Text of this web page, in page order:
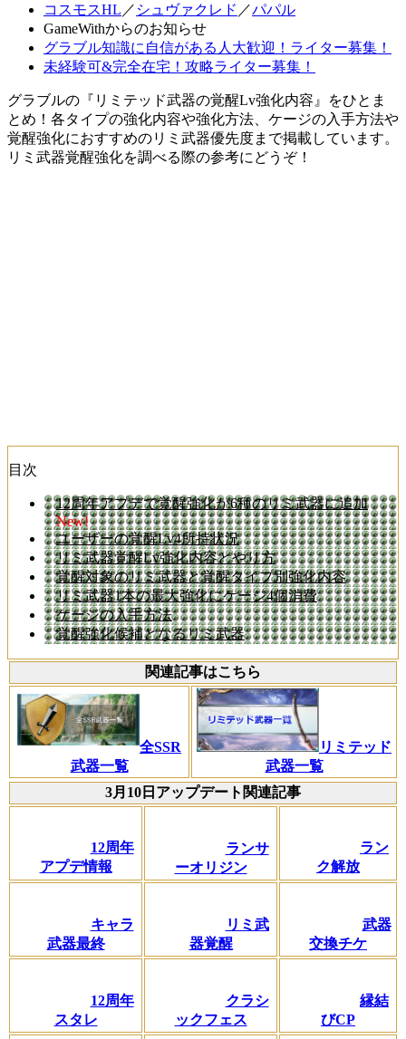
コスモスHL ／ シュヴァクレド ／パパル
GameWithからのお知らせ
グラブル知識に自信がある人大歓迎！ライター募集！
未経験可&完全在宅！攻略ライター募集！
グラブルの『リミテッド武器の覚醒Lv強化内容』をひとま
とめ！各タイプの強化内容や強化方法、ケージの入手方法や
覚醒強化におすすめのリミ武器優先度まで掲載しています。
リミ武器覚醒強化を調べる際の参考にどうぞ！
目次
12周年アプデで覚醒強化が6種のリミ武器に追加
New!
ユーザーの覚醒Lv4所持状況
リミ武器覚醒Lv強化内容とやり方
覚醒対象のリミ武器と覚醒タイプ別強化内容
リミ武器1本の最大強化にケージ4個消費
ケージの入手方法
覚醒強化候補となるリミ武器
関連記事はこちら
全SSR
武器一覧
リミテッド
武器一覧
3月10日アップデート関連記事
12周年
アプデ情報
ランサ
ーオリジン
ラン
ク解放
キャラ
武器最終
リミ武
器覚醒
武器
交換チケ
12周年
スタレ
クラシ
ックフェス
縁結
びCP